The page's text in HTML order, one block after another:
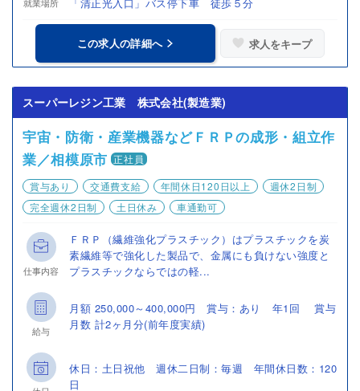
この求人の詳細へ 求人をキープ
スーパーレジン工業 株式会社(製造業)
宇宙・防衛・産業機器などＦＲＰの成形・組立作
業／相模原市 正社員
賞与あり
交通費支給 年間休日120日以上
週休2日制
完全週休2日制
土日休み 車通勤可
仕事内容
ＦＲＰ（繊維強化プラスチック）はプラスチックを炭
素繊維等で強化した製品で、金属にも負けない強度と
プラスチックならではの軽...
給与
月額 250,000～400,000円 賞与：あり 年1回 賞与
月数 計2ヶ月分(前年度実績)
休日：土日祝他 週休二日制：毎週 年間休日数：120
日